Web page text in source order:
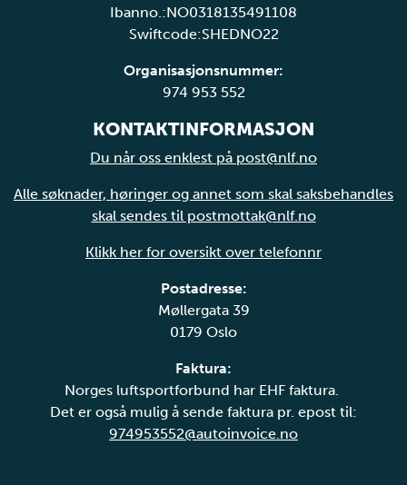
Ibanno.:NO0318135491108
Swiftcode:SHEDNO22
Organisasjonsnummer:
974 953 552
KONTAKTINFORMASJON
Du når oss enklest på post@nlf.no
Alle søknader, høringer og annet som skal saksbehandles
skal sendes til postmottak@nlf.no
Klikk her for oversikt over telefonnr
Postadresse:
Møllergata 39
0179 Oslo
Faktura:
Norges luftsportforbund har EHF faktura.
Det er også mulig å sende faktura pr. epost til:
974953552@autoinvoice.no